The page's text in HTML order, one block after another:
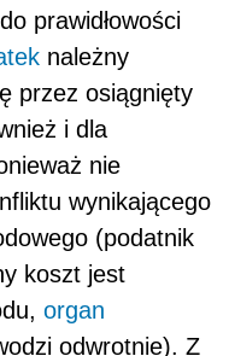
prawidłowości
należny
przez osiągnięty
i dla
nie
wynikającego
(podatnik
koszt jest
organ
odwrotnie). Z